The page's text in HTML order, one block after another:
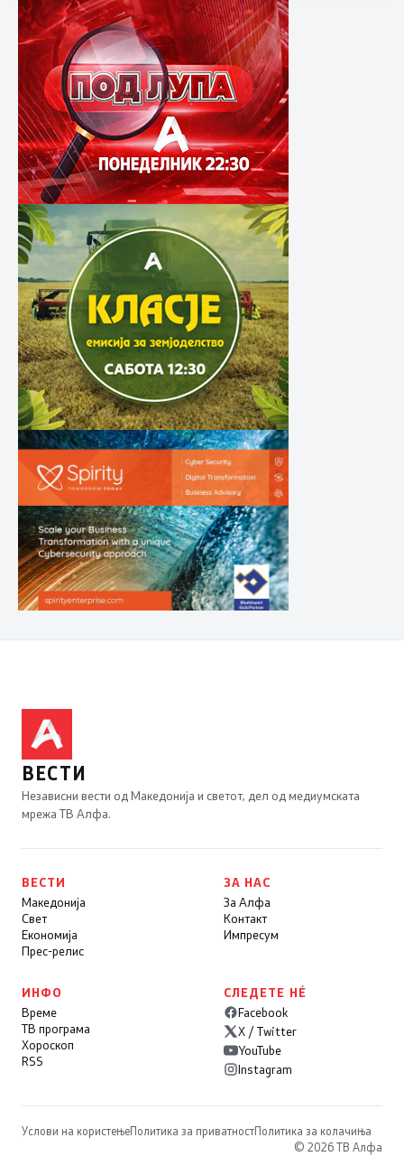
ВЕСТИ
Независни вести од Македонија и светот, дел од медиумската
мрежа ТВ Алфа.
ВЕСТИ
Македонија
Свет
Економија
Прес-релис
ЗА НАС
За Алфа
Контакт
Импресум
ИНФО
Време
ТВ програма
Хороскоп
RSS
СЛЕДЕТЕ НÉ
Facebook
X / Twitter
YouTube
Instagram
Услови на користењеПолитика за приватностПолитика за колачиња
© 2026 ТВ Алфа